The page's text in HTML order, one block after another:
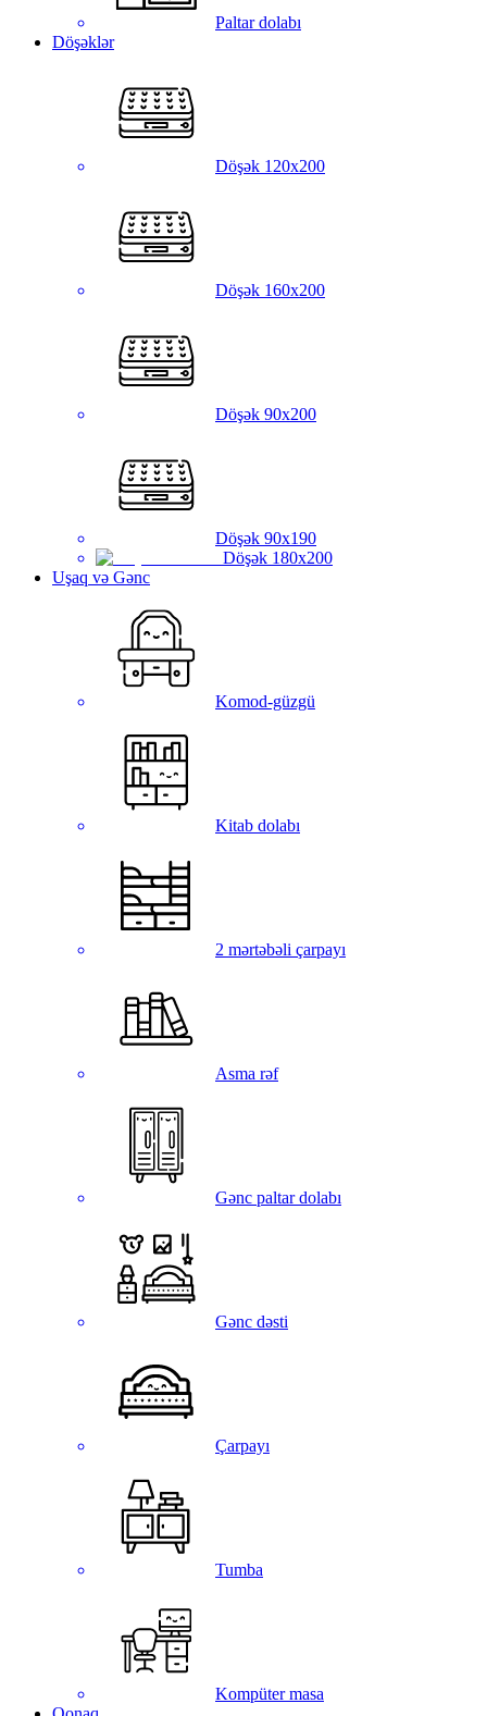
Paltar dolabı
Döşəklər
Döşək 120x200
Döşək 160x200
Döşək 90x200
Döşək 90x190
Döşək 180x200
Uşaq və Gənc
Komod-güzgü
Kitab dolabı
2 mərtəbəli çarpayı
Asma rəf
Gənc paltar dolabı
Gənc dəsti
Çarpayı
Tumba
Kompüter masa